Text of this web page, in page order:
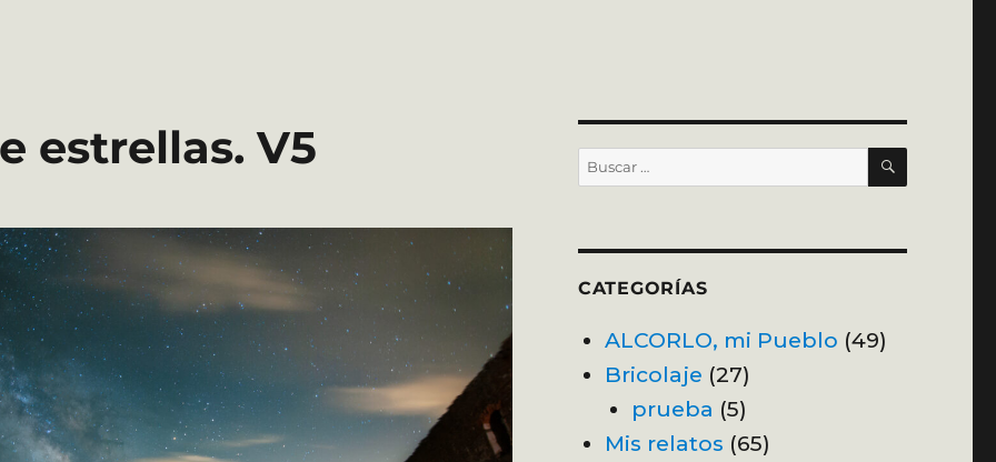
estrellas. V5
Buscar
por:
BUSCAR
CATEGORÍAS
ALCORLO, mi Pueblo (49)
Bricolaje (27)
prueba (5)
Mis relatos (65)